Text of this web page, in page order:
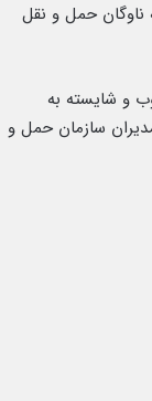
ناوگان حمل و نقل
و شایسته به
سازمان حمل و